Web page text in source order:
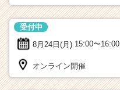
8月24日(月) 15:00〜16:00
受付中
オンライン開催